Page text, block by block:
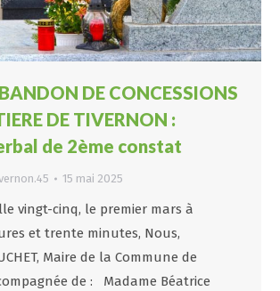
DE CONCESSIONS
DE TIVERNON :
de 2ème constat
15 mai 2025
vingt-cinq, le premier mars à
et trente minutes, Nous,
Maire de la Commune de
de : Madame Béatrice